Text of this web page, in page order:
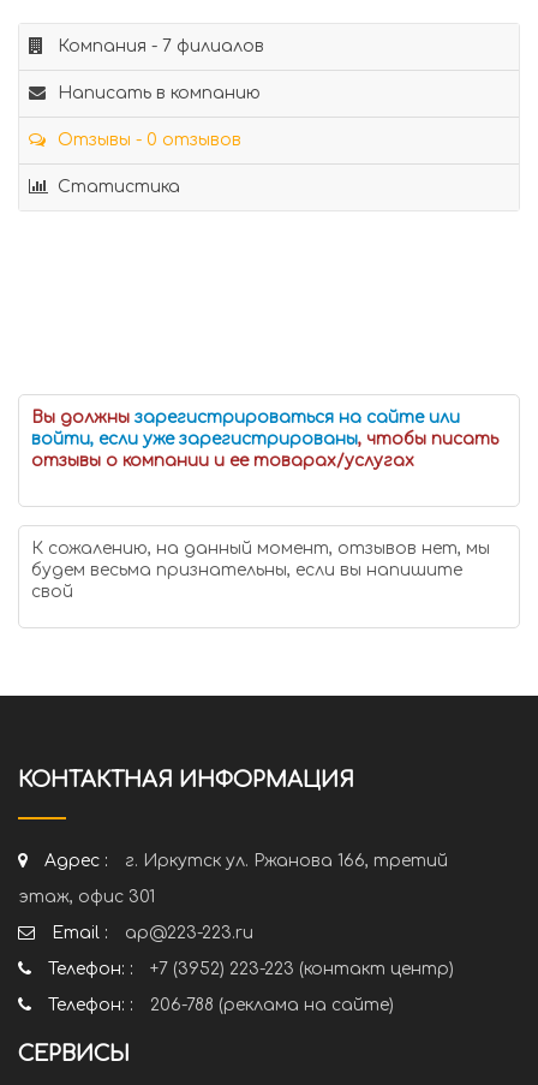
Компания - 7 филиалов
Написать в компанию
Отзывы - 0 отзывов
Статистика
Вы должны зарегистрироваться на сайте или
войти, если уже зарегистрированы, чтобы писать
отзывы о компании и ее товарах/услугах
К сожалению, на данный момент, отзывов нет, мы
будем весьма признательны, если вы напишите
свой
КОНТАКТНАЯ ИНФОРМАЦИЯ
Адрес :
г. Иркутск ул. Ржанова 166, третий
этаж, офис 301
Email :
ap@223-223.ru
Телефон: :
+7 (3952) 223-223 (контакт центр)
Телефон: :
206-788 (реклама на сайте)
СЕРВИСЫ